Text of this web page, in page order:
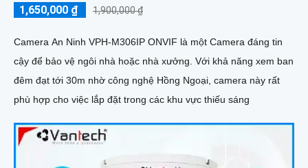
1,650,000 ₫ 1,900,000 ₫
Camera An Ninh VPH-M306IP ONVIF là một Camera đáng tin
cậy để bảo vệ ngôi nhà hoặc nhà xưởng. Với khả năng xem ban
đêm đạt tới 30m nhờ công nghệ Hồng Ngoại, camera này rất
phù hợp cho việc lắp đặt trong các khu vực thiếu sáng